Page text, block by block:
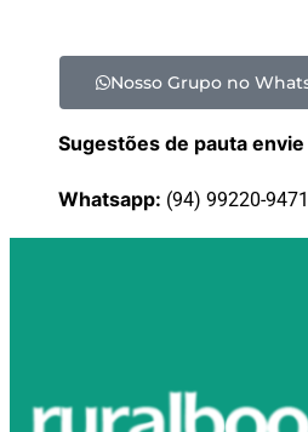
Nosso Grupo no
Sugestões de pauta envie
Whatsapp: (94) 99220-